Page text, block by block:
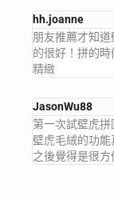
hh.joanne
朋友推薦才知
的很好！拼的
精緻
JasonWu88
第一次試壁虎拼
壁虎毛絨的功
之後覺得是很